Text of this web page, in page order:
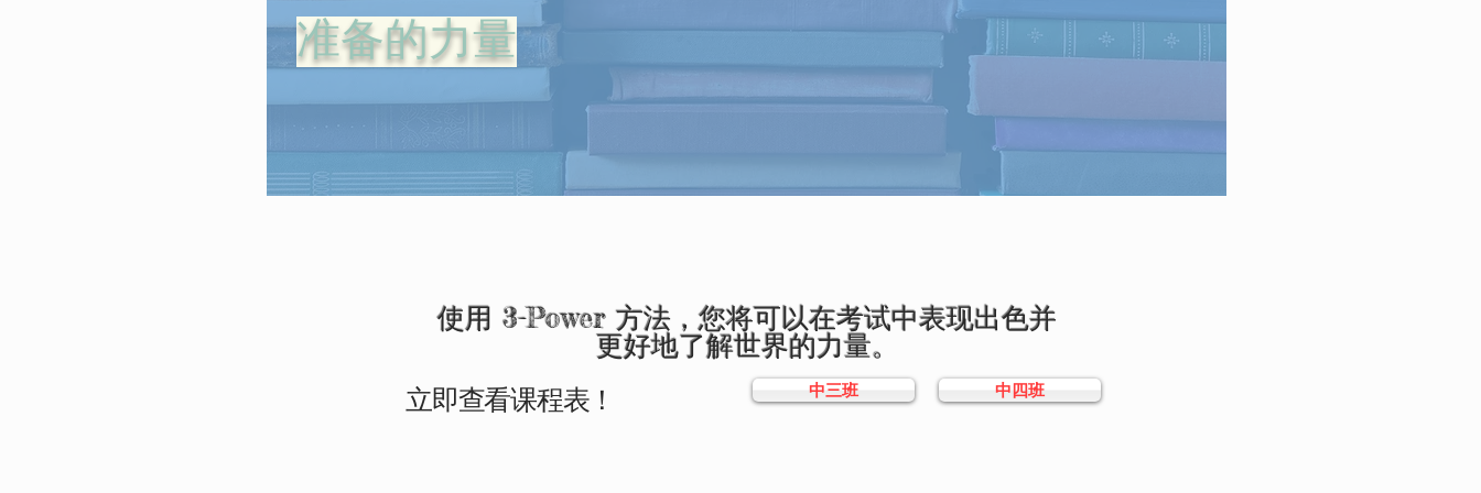
准备的力量
使用 3-Power 方法，您将可以在考试中表现出色并
更好地了解世界的力量。
立即查看课程表！
中三班 中四班